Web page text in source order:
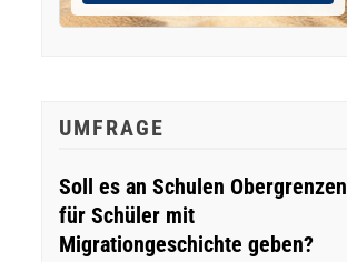
UMFRAGE
Soll es an Schulen Obergrenzen
für Schüler mit
Migrationgeschichte geben?